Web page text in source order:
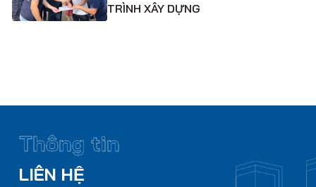
TRÌNH XÂY DỰNG
Thông tin
LIÊN HỆ